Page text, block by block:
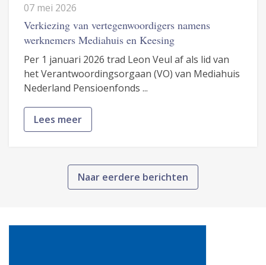
07 mei 2026
Verkiezing van vertegenwoordigers namens
werknemers Mediahuis en Keesing
Per 1 januari 2026 trad Leon Veul af als lid van
het Verantwoordingsorgaan (VO) van Mediahuis
Nederland Pensioenfonds ...
Lees meer
Naar eerdere berichten